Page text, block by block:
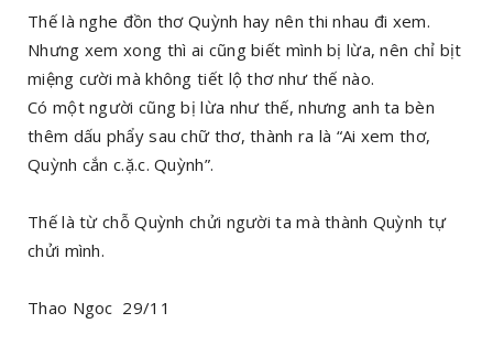
Thế là nghe đồn thơ Quỳnh hay nên thi nhau đi xem.
Nhưng xem xong thì ai cũng biết mình bị lừa, nên chỉ bịt
miệng cười mà không tiết lộ thơ như thế nào.
Có một người cũng bị lừa như thế, nhưng anh ta bèn
thêm dấu phẩy sau chữ thơ, thành ra là “Ai xem thơ,
Quỳnh cắn c.ặ.c. Quỳnh”.
Thế là từ chỗ Quỳnh chửi người ta mà thành Quỳnh tự
chửi mình.
Thao Ngoc 29/11